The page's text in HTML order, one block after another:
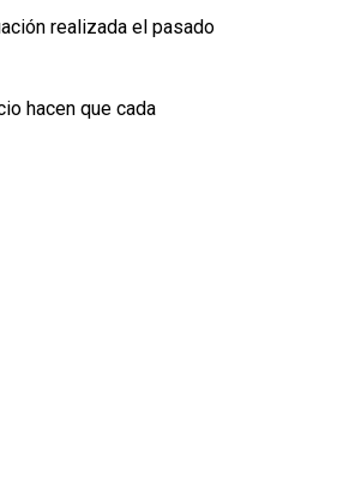
realizada el pasado
hacen que cada